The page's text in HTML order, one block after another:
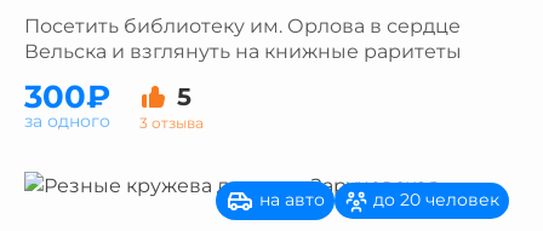
Посетить библиотеку им. Орлова в сердце
Вельска и взглянуть на книжные раритеты
300₽ 5
3 отзыва
за одного
на авто до 20 человек